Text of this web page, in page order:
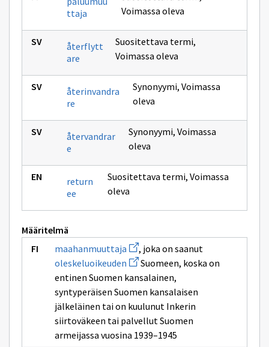
ttaja
Voimassa oleva
återflytt
are
Suositettava termi,
Voimassa oleva
återinvandra
re
Synonyymi, Voimassa
oleva
återvandrar
e
Synonyymi, Voimassa
oleva
return
ee
Suositettava termi, Voimassa
oleva
Määritelmä
maahanmuuttaja Avaa
uuden
ikkunan
sivulle
maahanmuuttaja
, joka on saanut
oleskeluoikeuden Avaa
uuden
ikkunan
sivulle
oleskeluoikeuden
Suomeen, koska on
entinen Suomen kansalainen,
syntyperäisen Suomen kansalaisen
jälkeläinen tai on kuulunut Inkerin
siirtoväkeen tai palvellut Suomen
armeijassa vuosina 1939–1945